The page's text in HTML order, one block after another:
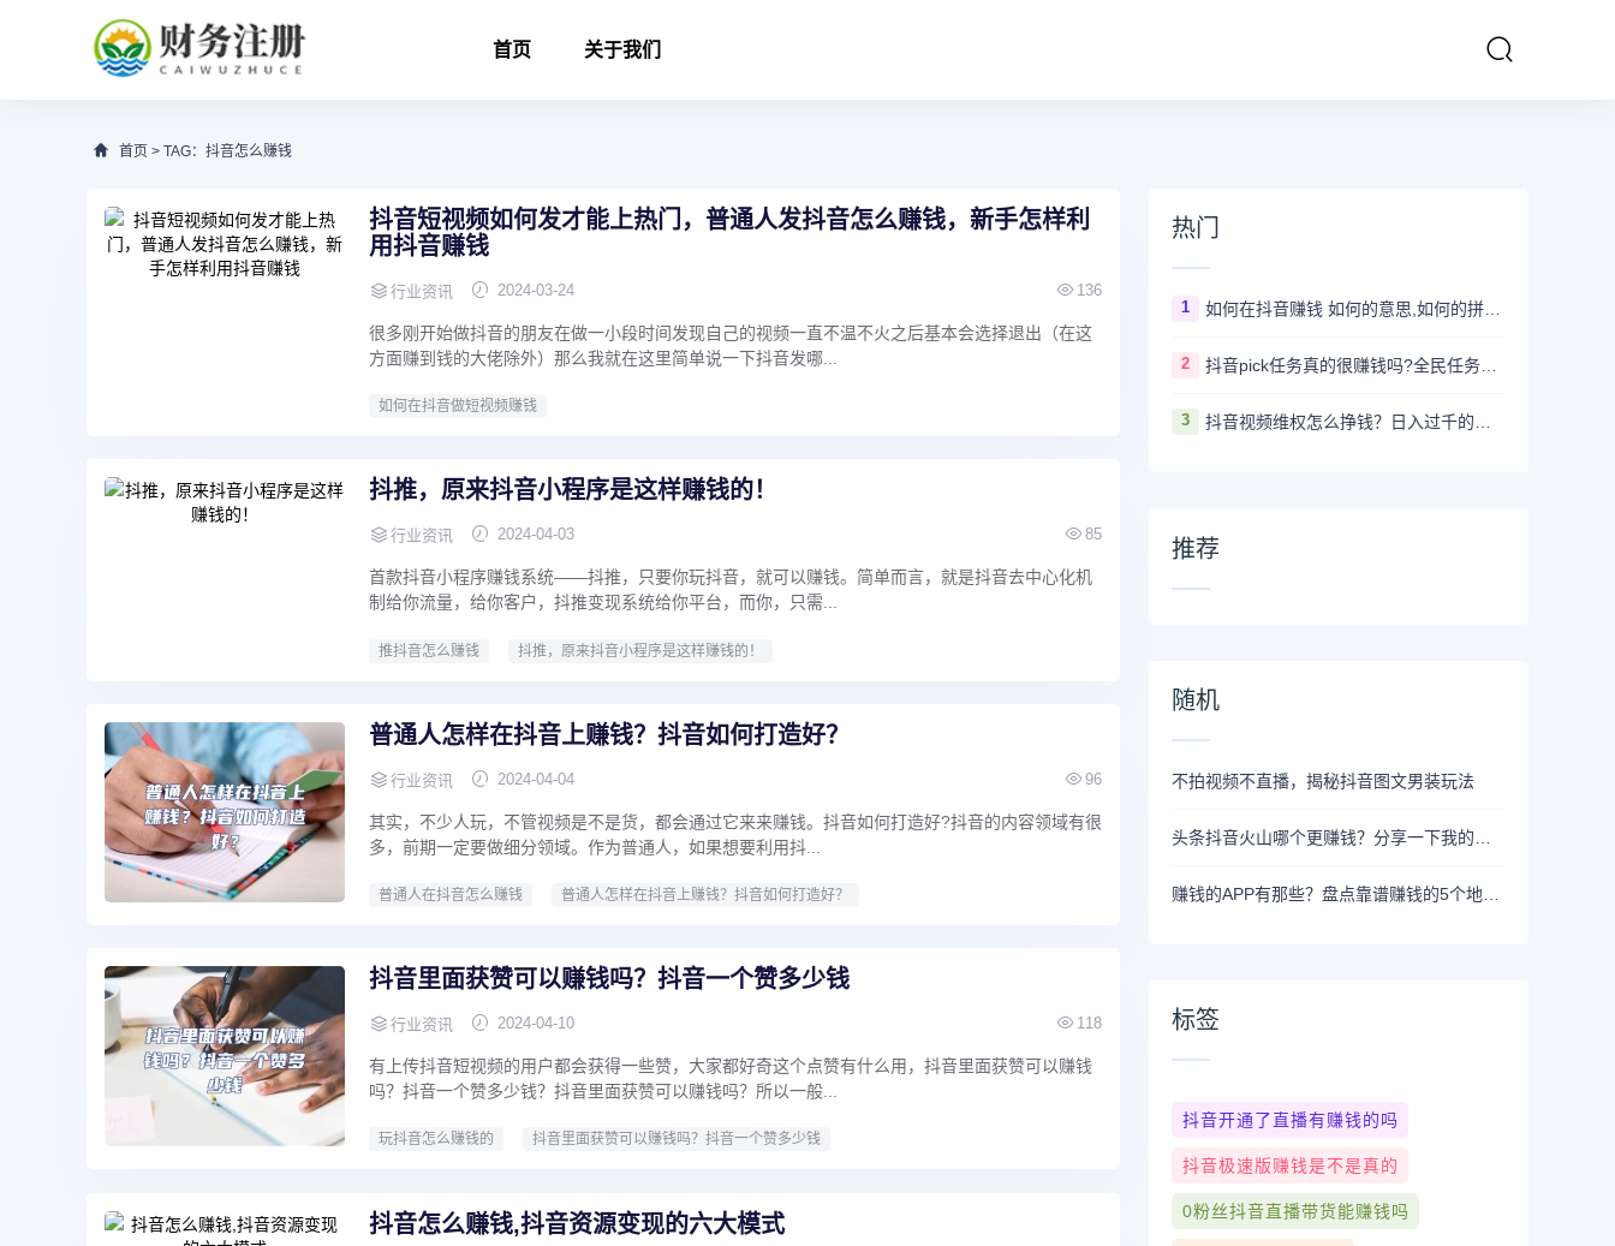
首页 关于我们
首页 > TAG：抖音怎么赚钱
抖音短视频如何发才能上热门，普通人发抖音怎么赚钱，新手怎样利
用抖音赚钱
行业资讯 2024-03-24 136
很多刚开始做抖音的朋友在做一小段时间发现自己的视频一直不温不火之后基本会选择退出（在这
方面赚到钱的大佬除外）那么我就在这里简单说一下抖音发哪...
如何在抖音做短视频赚钱
抖推，原来抖音小程序是这样赚钱的！
行业资讯 2024-04-03 85
首款抖音小程序赚钱系统——抖推，只要你玩抖音，就可以赚钱。简单而言，就是抖音去中心化机
制给你流量，给你客户，抖推变现系统给你平台，而你，只需...
推抖音怎么赚钱 抖推，原来抖音小程序是这样赚钱的！
普通人怎样在抖音上赚钱？抖音如何打造好？
行业资讯 2024-04-04 96
其实，不少人玩，不管视频是不是货，都会通过它来来赚钱。抖音如何打造好?抖音的内容领域有很
多，前期一定要做细分领域。作为普通人，如果想要利用抖...
普通人在抖音怎么赚钱 普通人怎样在抖音上赚钱？抖音如何打造好？
抖音里面获赞可以赚钱吗？抖音一个赞多少钱
行业资讯 2024-04-10 118
有上传抖音短视频的用户都会获得一些赞，大家都好奇这个点赞有什么用，抖音里面获赞可以赚钱
吗？抖音一个赞多少钱？抖音里面获赞可以赚钱吗？所以一般...
玩抖音怎么赚钱的 抖音里面获赞可以赚钱吗？抖音一个赞多少钱
抖音怎么赚钱,抖音资源变现的六大模式
热门
1 如何在抖音赚钱 如何的意思,如何的拼音、近义词、造句 - 汉语查
2 抖音pick任务真的很赚钱吗?全民任务赚钱是真的假的
3
推荐
随机
不拍视频不直播，揭秘抖音图文男装玩法
标签
抖音开通了直播有赚钱的吗
抖音极速版赚钱是不是真的
0粉丝抖音直播带货能赚钱吗